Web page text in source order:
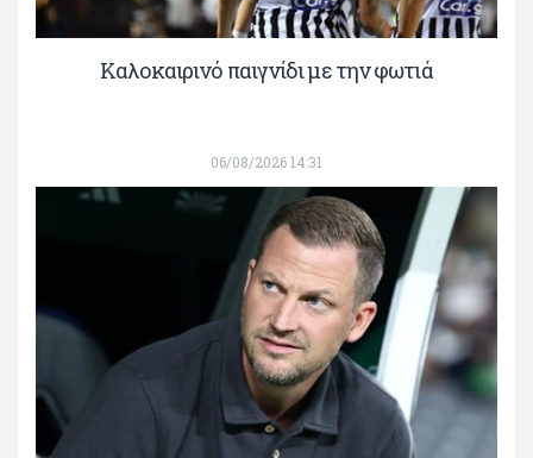
Καλοκαιρινό παιγνίδι με την φωτιά
06/08/2026 14:31